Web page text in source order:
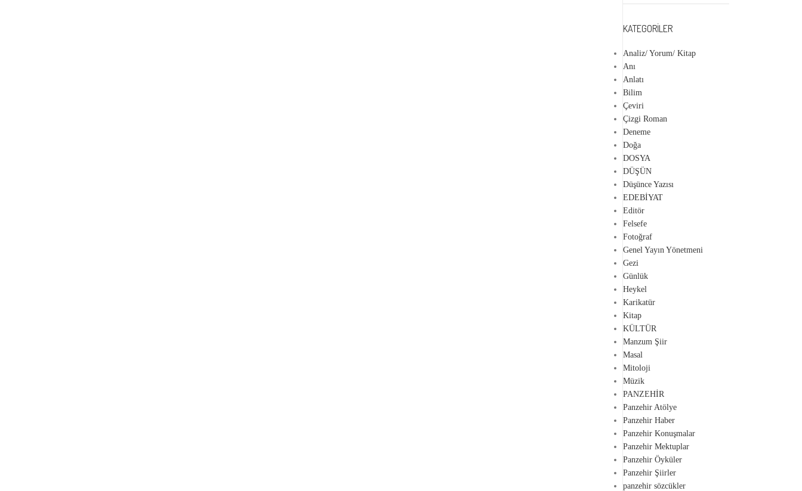
KATEGORILER
Analiz/ Yorum/ Kitap
Anı
Anlatı
Bilim
Çeviri
Çizgi Roman
Deneme
Doğa
DOSYA
DÜŞÜN
Düşünce Yazısı
EDEBİYAT
Editör
Felsefe
Fotoğraf
Genel Yayın Yönetmeni
Gezi
Günlük
Heykel
Karikatür
Kitap
KÜLTÜR
Manzum Şiir
Masal
Mitoloji
Müzik
PANZEHİR
Panzehir Atölye
Panzehir Haber
Panzehir Konuşmalar
Panzehir Mektuplar
Panzehir Öyküler
Panzehir Şiirler
panzehir sözcükler